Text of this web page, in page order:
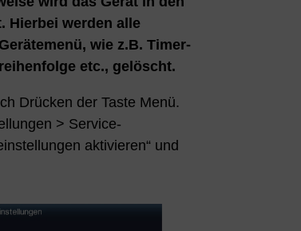
Hierbei werden alle
wie z.B. Timer-
etc., gelöscht.
Drücken der Taste Menü.
> Service-
aktivieren“ und